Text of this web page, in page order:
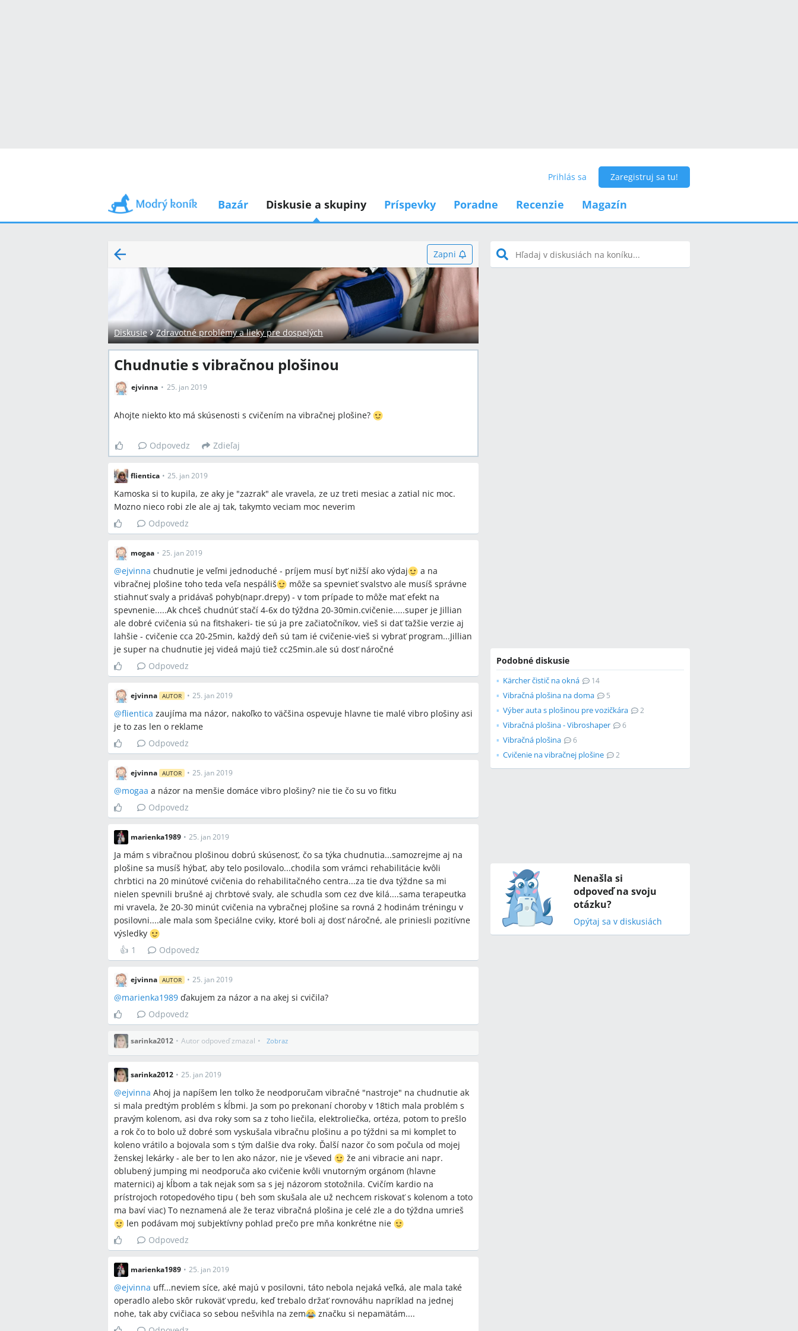
Prihlás sa Zaregistruj sa tu!
Bazár Diskusie a skupiny Príspevky Poradne Recenzie Magazín
Zapni
Diskusie Zdravotné problémy a lieky pre dospelých
Chudnutie s vibračnou plošinou
ejvinna 25. jan 2019
Ahojte niekto kto má skúsenosti s cvičením na vibračnej plošine?
Odpovedz Zdieľaj
flientica • 25. jan 2019
Kamoska si to kupila, ze aky je "zazrak" ale vravela, ze uz treti mesiac a zatial nic moc.
Mozno nieco robi zle ale aj tak, takymto veciam moc neverim
Odpovedz
mogaa • 25. jan 2019
@ejvinna chudnutie je veľmi jednoduché - príjem musí byť nižší ako výdaj
a na
vibračnej plošine toho teda veľa nespáliš
môže sa spevnieť svalstvo ale musíš správne
stiahnuť svaly a pridávaš pohyb(napr.drepy) - v tom prípade to môže mať efekt na
spevnenie.....Ak chceš chudnúť stačí 4-6x do týždna 20-30min.cvičenie.....super je Jillian
ale dobré cvičenia sú na fitshakeri- tie sú ja pre začiatočníkov, vieš si dať ťažšie verzie aj
lahšie - cvičenie cca 20-25min, každý deň sú tam ié cvičenie-vieš si vybrať program...Jillian
je super na chudnutie jej videá majú tiež cc25min.ale sú dosť náročné
Odpovedz
ejvinna AUTOR • 25. jan 2019
@flientica zaujíma ma názor, nakoľko to väčšina ospevuje hlavne tie malé vibro plošiny asi
je to zas len o reklame
Odpovedz
ejvinna AUTOR • 25. jan 2019
@mogaa a názor na menšie domáce vibro plošiny? nie tie čo su vo fitku
Odpovedz
marienka1989 • 25. jan 2019
Ja mám s vibračnou plošinou dobrú skúsenosť, čo sa týka chudnutia...samozrejme aj na
plošine sa musíš hýbať, aby telo posilovalo...chodila som vrámci rehabilitácie kvôli
chrbtici na 20 minútové cvičenia do rehabilitačného centra...za tie dva týždne sa mi
nielen spevnili brušné aj chrbtové svaly, ale schudla som cez dve kilá....sama terapeutka
mi vravela, že 20-30 minút cvičenia na vybračnej plošine sa rovná 2 hodinám tréningu v
posilovni....ale mala som špeciálne cviky, ktoré boli aj dosť náročné, ale priniesli pozitívne
výsledky
👍 1 Odpovedz
ejvinna AUTOR • 25. jan 2019
@marienka1989 ďakujem za názor a na akej si cvičila?
Odpovedz
sarinka2012 • Autor odpoveď zmazal • Zobraz
sarinka2012 • 25. jan 2019
@ejvinna Ahoj ja napíšem len tolko že neodporučam vibračné "nastroje" na chudnutie ak
si mala predtým problém s kĺbmi. Ja som po prekonaní choroby v 18tich mala problém s
pravým kolenom, asi dva roky som sa z toho liečila, elektroliečka, ortéza, potom to prešlo
a rok čo to bolo už dobré som vyskušala vibračnu plošinu a po týždni sa mi komplet to
koleno vrátilo a bojovala som s tým dalšie dva roky. Ďalší nazor čo som počula od mojej
ženskej lekárky - ale ber to len ako názor, nie je vševed
že ani vibracie ani napr.
oblubený jumping mi neodporuča ako cvičenie kvôli vnutorným orgánom (hlavne
maternici) aj kĺbom a tak nejak som sa s jej názorom stotožnila. Cvičím kardio na
prístrojoch rotopedového tipu ( beh som skušala ale už nechcem riskovať s kolenom a toto
ma baví viac) To neznamená ale že teraz vibračná plošina je celé zle a do týždna umrieš
len podávam moj subjektívny pohlad prečo pre mňa konkrétne nie
Odpovedz
marienka1989 • 25. jan 2019
@ejvinna uff...neviem síce, aké majú v posilovni, táto nebola nejaká veľká, ale mala také
operadlo alebo skôr rukoväť vpredu, keď trebalo držať rovnováhu napríklad na jednej
nohe, tak aby cvičiaca so sebou nešvihla na zem
značku si nepamätám....
Podobné diskusie
Kärcher čistič na okná 14
Vibračná plošina na doma 5
Výber auta s plošinou pre vozičkára 2
Vibračná plošina - Vibroshaper 6
Vibračná plošina 6
Cvičenie na vibračnej plošine 2
Nenašla si
odpoveď na svoju
otázku?
Opýtaj sa v diskusiách